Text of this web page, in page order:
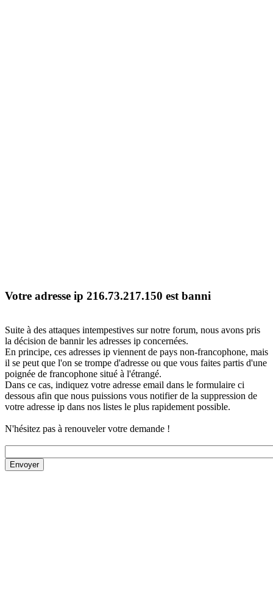
Votre adresse ip 216.73.217.150 est banni
Suite à des attaques intempestives sur notre forum, nous avons pris
la décision de bannir les adresses ip concernées.
En principe, ces adresses ip viennent de pays non-francophone, mais
il se peut que l'on se trompe d'adresse ou que vous faites partis d'une
poignée de francophone situé à l'étrangé.
Dans ce cas, indiquez votre adresse email dans le formulaire ci
dessous afin que nous puissions vous notifier de la suppression de
votre adresse ip dans nos listes le plus rapidement possible.
N'hésitez pas à renouveler votre demande !